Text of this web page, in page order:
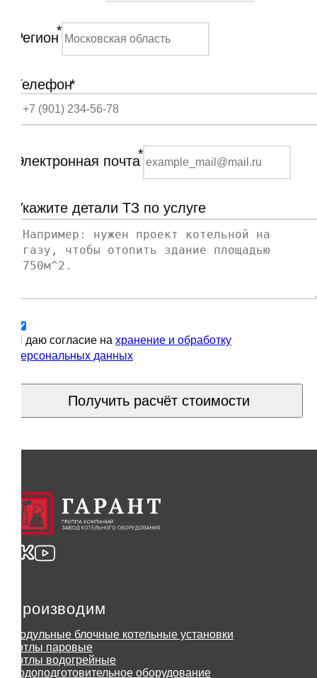
Регион*
Телефон*
Электронная почта*
Укажите детали ТЗ по услуге
Я даю согласие на хранение и обработку
персональных данных
Получить расчёт стоимости
Производим
Модульные блочные котельные установки
Котлы паровые
Котлы водогрейные
Водоподготовительное оборудование